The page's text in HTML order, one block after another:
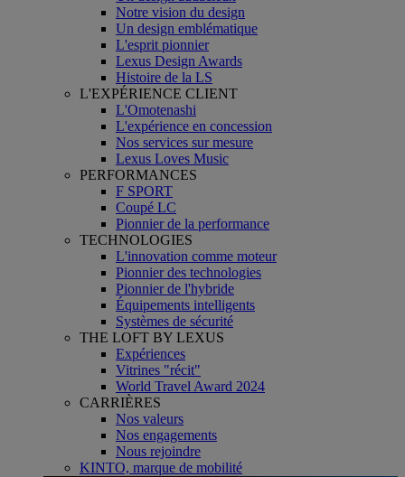
Notre vision du design
Un design emblématique
L'esprit pionnier
Lexus Design Awards
Histoire de la LS
L'EXPÉRIENCE CLIENT
L'Omotenashi
L'expérience en concession
Nos services sur mesure
Lexus Loves Music
PERFORMANCES
F SPORT
Coupé LC
Pionnier de la performance
TECHNOLOGIES
L'innovation comme moteur
Pionnier des technologies
Pionnier de l'hybride
Équipements intelligents
Systèmes de sécurité
THE LOFT BY LEXUS
Expériences
Vitrines "récit"
World Travel Award 2024
CARRIÈRES
Nos valeurs
Nos engagements
Nous rejoindre
KINTO, marque de mobilité